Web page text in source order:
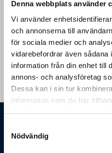
Denna webbplats använder
Vi använder
och annonserna till
för sociala medier och
vidarebefordrar även sådana
information från din enhet till
annons- och analysföretag
Dessa kan i sin tur
information som du har
samlat in när du har använt
Nödvändig
Hitta till oss
LW Husvagnar AB
Adress:Vargstigen 4,
Telefon:0223-15535
E-post: